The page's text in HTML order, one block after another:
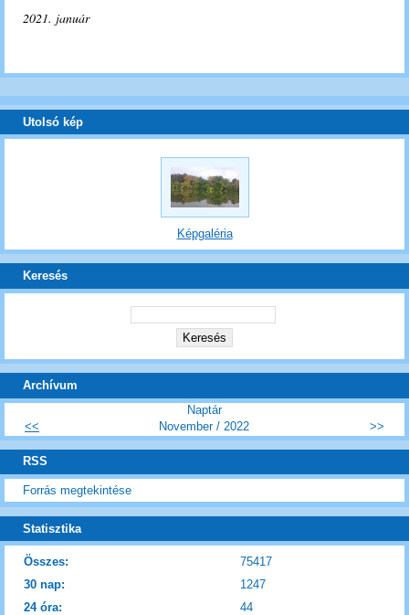
2021. január
Utolsó kép
Képgaléria
Keresés
Archívum
Naptár
<<
November / 2022 >>
RSS
Forrás megtekintése
Statisztika
Összes:
75417
30 nap:
1247
24 óra:
44